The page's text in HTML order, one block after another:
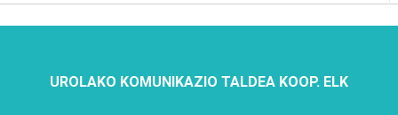
UROLAKO KOMUNIKAZIO TALDEA KOOP. ELK